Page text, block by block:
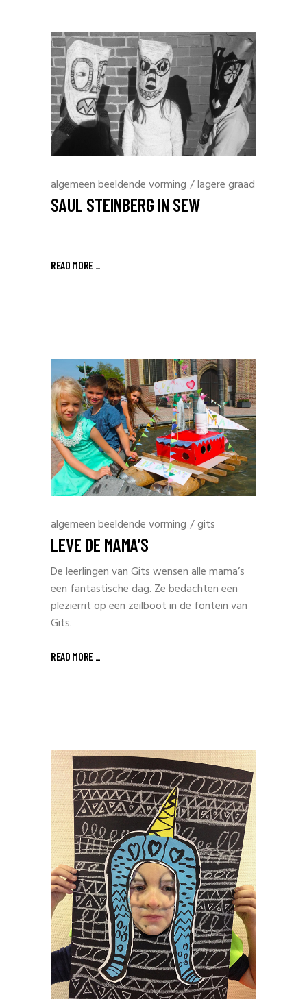
algemeen beeldende vorming /lagere graad
SAUL STEINBERG IN SEW
READ MORE _
algemeen beeldende vorming /gits
LEVE DE MAMA’S
De leerlingen van Gits wensen alle mama’s
een fantastische dag. Ze bedachten een
plezierrit op een zeilboot in de fontein van
Gits.
READ MORE _